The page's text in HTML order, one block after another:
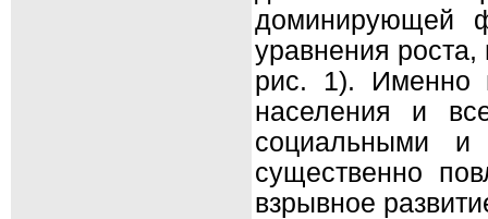
доминирующей
уравнения
рис. 1). Именно
населения и
социальными и
существенно
взрывное